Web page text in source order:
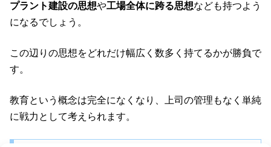
プラント建設の思想や工場全体に跨る思想なども持つよう
になるでしょう。
この辺りの思想をどれだけ幅広く数多く持てるかが勝負で
す。
教育という概念は完全になくなり、上司の管理もなく単純
に戦力として考えられます。